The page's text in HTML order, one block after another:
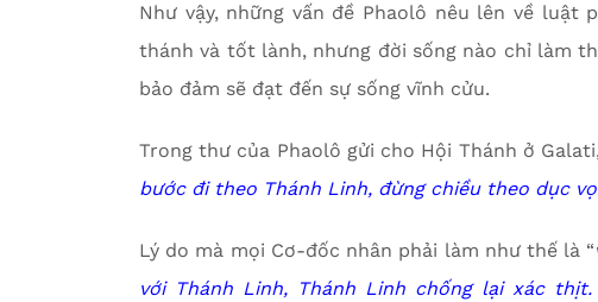
Như vậy, những vấn đề Phaolô nêu lên về luật
thánh và tốt lành, nhưng đời sống nào chỉ làm
bảo đảm sẽ đạt đến sự sống vĩnh cửu.
Trong thư của Phaolô gửi cho Hội Thánh ở
bước đi theo Thánh Linh, đừng chiều theo dục
Lý do mà mọi Cơ-đốc nhân phải làm như thế là “
với Thánh Linh, Thánh Linh chống lại xác